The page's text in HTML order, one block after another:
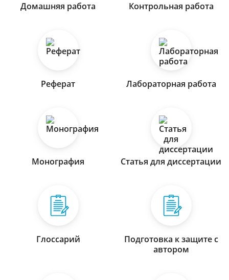
Домашняя работа Контрольная работа
Реферат Лабораторная работа
Монография Статья для диссертации
Глоссарий
Подготовка к защите с
автором